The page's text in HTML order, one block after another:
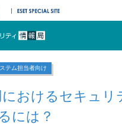
キヤノンマーケティングジャ
サイバ
テム担当者向け
におけるセキュリ
には？